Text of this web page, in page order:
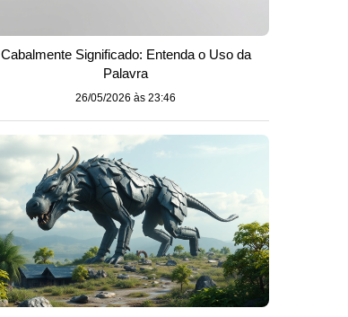
Cabalmente Significado: Entenda o Uso da
Palavra
26/05/2026 às 23:46